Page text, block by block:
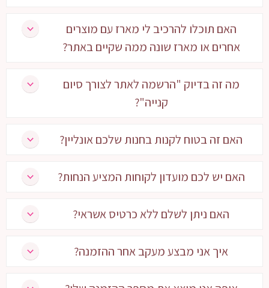
האם תוכלו להרכיב לי מארז עם מוצרים
אחרים או מארז שונה ממה שקיים באתר?
מה זה בדיוק "הרשמה לאתר לצורך סיום
קנייה"?
האם זה בטוח לקנות בחנות שלכם אונליין?
האם יש לכם מועדון לקוחות המציע הנחות?
האם ניתן לשלם ללא כרטיס אשראי?
איך אני מבצע מעקב אחר ההזמנה?